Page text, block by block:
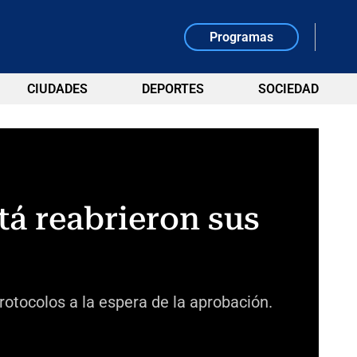
Programas
CIUDADES DEPORTES SOCIEDAD
reabrieron sus
a la espera de la aprobación.